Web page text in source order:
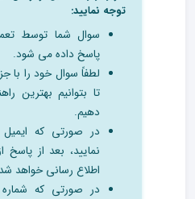
توجه نمایید:
سوال شما توسط
پاسخ داده می شود.
لطفاً سوال خود را با
تا بتوانیم بهترین
دهیم.
در صورتی که
نمایید، بعد از
اطلاع رسانی خواهد
در صورتی که شماره